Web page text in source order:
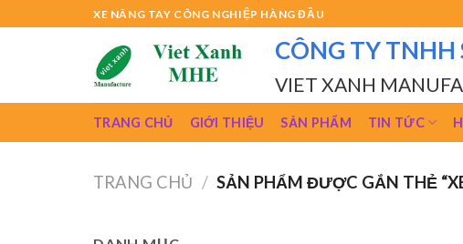
to
XE NÂNG TAY CÔNG NGHIỆP HÀNG ĐẦU
CÔNG TY
VIET XANH
TRANG CHỦ GIỚI THIỆU SẢN PHẨM TIN TỨC
TRANG CHỦ / SẢN PHẨM ĐƯỢC GẮN THẺ